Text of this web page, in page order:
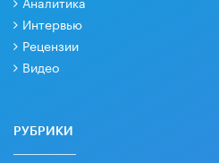
Интервью
Рецензии
Видео
РУБРИКИ